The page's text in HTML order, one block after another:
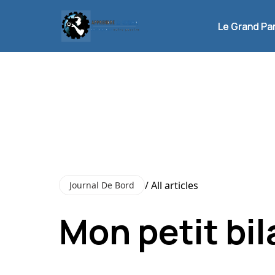
Le Grand
Le Grand
Journal De Bord / All articles
Mon petit